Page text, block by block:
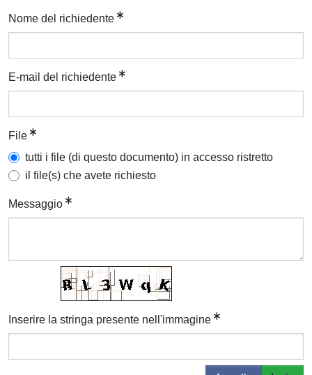
Nome del richiedente
E-mail del richiedente
File
tutti i file (di questo documento) in accesso ristretto
il file(s) che avete richiesto
Messaggio
Inserire la stringa presente nell'immagine